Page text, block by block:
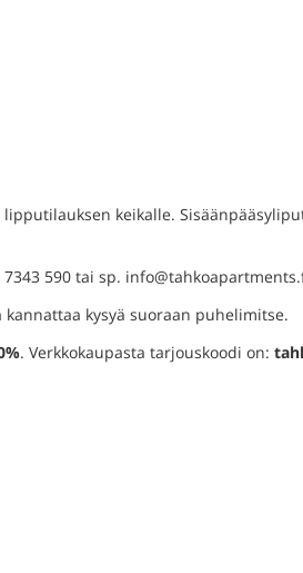
keikalle.
590 tai sp.
kysyä suoraan puhelimitse.
. Verkkokaupasta tarjouskoodi on: